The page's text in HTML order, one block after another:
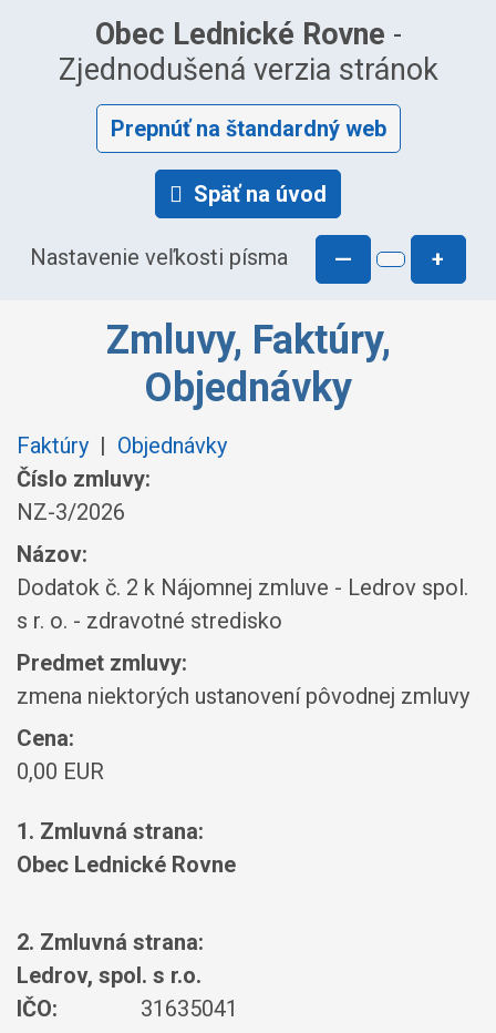
Obec Lednické Rovne -
Zjednodušená verzia stránok
Prepnúť na štandardný web
Späť na úvod
Nastavenie veľkosti písma — +
Zmluvy, Faktúry,
Objednávky
Faktúry | Objednávky
Číslo zmluvy:
NZ-3/2026
Názov:
Dodatok č. 2 k Nájomnej zmluve - Ledrov spol.
s r. o. - zdravotné stredisko
Predmet zmluvy:
zmena niektorých ustanovení pôvodnej zmluvy
Cena:
0,00 EUR
1. Zmluvná strana:
Obec Lednické Rovne
2. Zmluvná strana:
Ledrov, spol. s r.o.
IČO:
31635041